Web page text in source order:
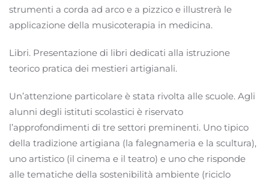
strumenti a corda ad arco e a pizzico e illustrerà le
applicazione della musicoterapia in medicina.
Libri. Presentazione di libri dedicati alla istruzione
teorico pratica dei mestieri artigianali.
Un’attenzione particolare è stata rivolta alle scuole. Agli
alunni degli istituti scolastici è riservato
l’approfondimenti di tre settori preminenti. Uno tipico
della tradizione artigiana (la falegnameria e la scultura),
uno artistico (il cinema e il teatro) e uno che risponde
alle tematiche della sostenibilità ambiente (riciclo